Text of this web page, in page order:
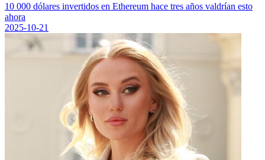
10 000 dólares invertidos en Ethereum hace tres años valdrían esto
ahora
2025-10-21